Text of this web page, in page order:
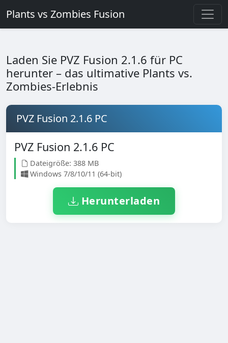
Plants vs Zombies Fusion
Laden Sie PVZ Fusion 2.1.6 für PC
herunter – das ultimative Plants vs.
Zombies-Erlebnis
PVZ Fusion 2.1.6 PC
PVZ Fusion 2.1.6 PC
Dateigröße: 388 MB
Windows 7/8/10/11 (64-bit)
Herunterladen